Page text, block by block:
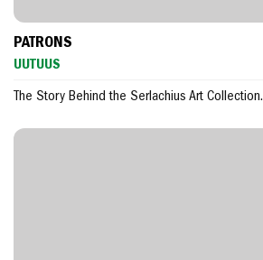
PATRONS
UUTUUS
The Story Behind the Serlachius Art Collection.